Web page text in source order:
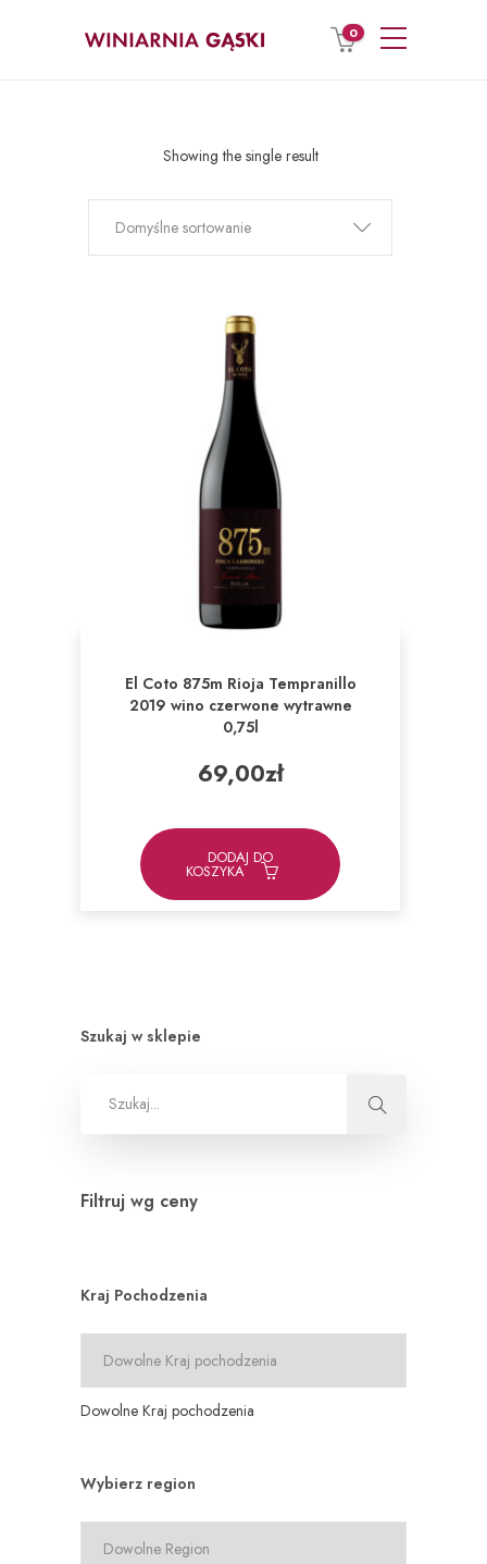
0
Showing the single result
Domyślne sortowanie
El Coto 875m Rioja Tempranillo
2019 wino czerwone wytrawne
0,75l
69,00zł
DODAJ DO
KOSZYKA
Szukaj w sklepie
Filtruj wg ceny
Kraj Pochodzenia
Dowolne Kraj pochodzenia
Wybierz region